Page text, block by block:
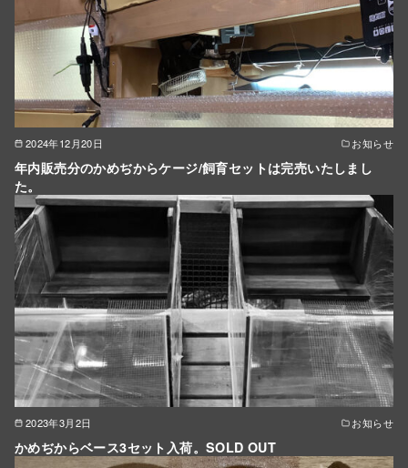
2024年12月20日 お知らせ
年内販売分のかめぢからケージ/飼育セットは完売いたしまし
た。
2023年3月2日 お知らせ
かめぢからベース3セット入荷。SOLD OUT